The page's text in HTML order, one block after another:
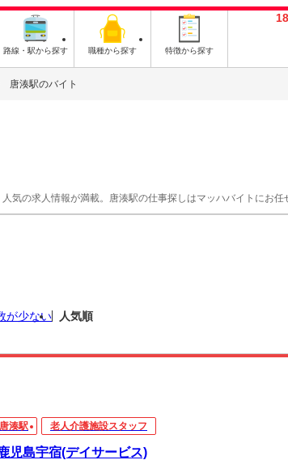
路線・駅から探す 職種から探す 特徴から探す
唐湊駅のバイト
気の求人情報が満載。唐湊駅の仕事探しはマッハバイトにお任
が少ない 人気順
唐湊駅 老人介護施設スタッフ
児島宇宿(デイサービス)